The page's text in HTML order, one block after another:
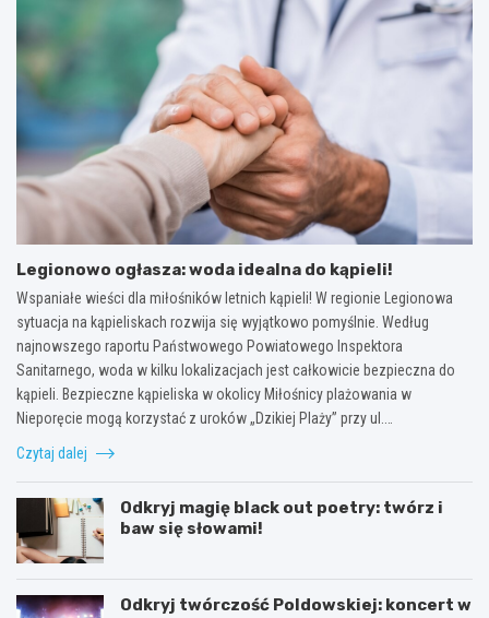
Legionowo ogłasza: woda idealna do kąpieli!
Wspaniałe wieści dla miłośników letnich kąpieli! W regionie Legionowa
sytuacja na kąpieliskach rozwija się wyjątkowo pomyślnie. Według
najnowszego raportu Państwowego Powiatowego Inspektora
Sanitarnego, woda w kilku lokalizacjach jest całkowicie bezpieczna do
kąpieli. Bezpieczne kąpieliska w okolicy Miłośnicy plażowania w
Nieporęcie mogą korzystać z uroków „Dzikiej Plaży” przy ul.…
Czytaj dalej
Odkryj magię black out poetry: twórz i
baw się słowami!
Odkryj twórczość Poldowskiej: koncert w